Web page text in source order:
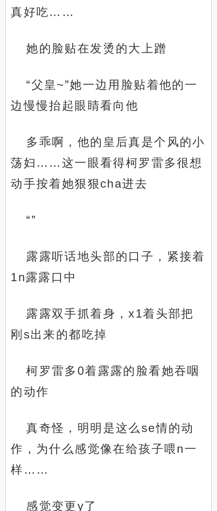
真好吃……
她的脸贴在发烫的大上蹭
“父皇~”她一边用脸贴着他的一
边慢慢抬起眼睛看向他
多乖啊，他的皇后真是个风的小
荡妇……这一眼看得柯罗雷多很想
动手按着她狠狠cha进去
“”
露露听话地头部的口子，紧接着
1n露露口中
露露双手抓着身，x1着头部把
刚s出来的都吃掉
柯罗雷多0着露露的脸看她吞咽
的动作
真奇怪，明明是这么se情的动
作，为什么感觉像在给孩子喂n一
样……
感觉变更y了